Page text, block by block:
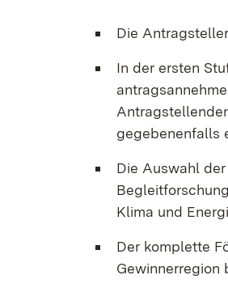
Die
In der ersten
gegebenenfalls
Die Auswahl
Klima und
Der komplette
Gewinnerregion